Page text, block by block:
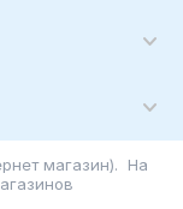
магазин). На